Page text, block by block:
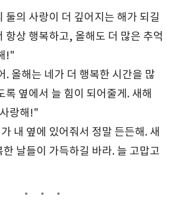
둘의 사랑이 더 깊어지는 해가 되길
항상 행복하고, 올해도 더 많은 추억
!"
. 올해는 네가 더 행복한 시간을 많
록 옆에서 늘 힘이 되어줄게. 새해
랑해!"
내 옆에 있어줘서 정말 든든해. 새
한 날들이 가득하길 바라. 늘 고맙고